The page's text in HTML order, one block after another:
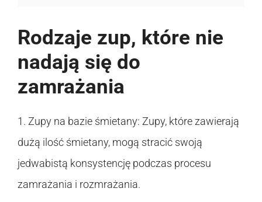
Rodzaje zup, które nie
nadają się do
zamrażania
1. Zupy na bazie śmietany: Zupy, które zawierają
dużą ilość śmietany, mogą stracić swoją
jedwabistą konsystencję podczas procesu
zamrażania i rozmrażania.